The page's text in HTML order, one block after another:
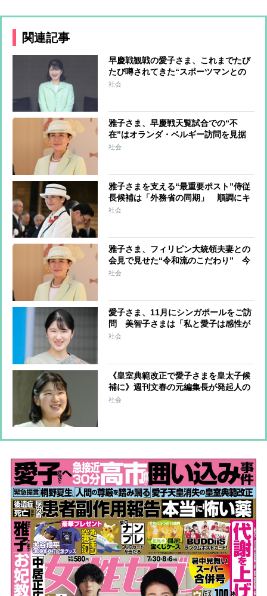
関連記事
早慶戦観戦の愛子さま、これまでたび
たび噂されてきた“スポーツマンとの
恋” 高校時代は野球部の試合で大は
社会
雅子さま、早慶戦天覧試合での“不
在”はオランダ・ベルギー訪問を見据
えたものか 両国とも3日ずつのゆっ
社会
雅子さまを支える“最重要ポスト”侍従
長候補は「外務省の同期」 順調にキ
ャリアを重ねるも高市首相の鶴の一声
社会
雅子さま、フィリピン大統領夫妻との
会見で見せた“令和流のこだわり” 今
後の国賓接遇は「最低でも年2回以
社会
愛子さま、11月にシンガポールをご訪
問 美智子さまは「私と愛子は感性が
似ている」…皇室に受け継がれてき
社会
《皇室典範改正で愛子さまを皇太子候
補に》週刊文春の元編集長が発起人の
署名活動が話題、賛同者は1か月足ら
社会